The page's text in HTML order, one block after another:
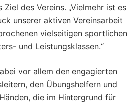
des Vereins. „Vielmehr ist es
unserer aktiven Vereinsarbeit
vielseitigen sportlichen
und Leistungsklassen.“
vor allem den engagierten
den Übungshelfern und
die im Hintergrund für